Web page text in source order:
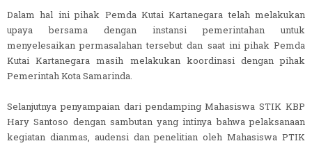
Dalam hal ini pihak Pemda Kutai Kartanegara telah melakukan
upaya bersama dengan instansi pemerintahan untuk
menyelesaikan permasalahan tersebut dan saat ini pihak Pemda
Kutai Kartanegara masih melakukan koordinasi dengan pihak
Pemerintah Kota Samarinda.
Selanjutnya penyampaian dari pendamping Mahasiswa STIK KBP
Hary Santoso dengan sambutan yang intinya bahwa pelaksanaan
kegiatan dianmas, audensi dan penelitian oleh Mahasiswa PTIK